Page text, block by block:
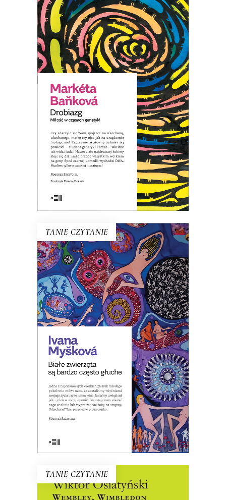
E-BOOK DO KOSZYKA
DROBIAZG. MIŁOŚĆ W
CZASACH GENETYKI
Tomáš zaczyna traktować każdego
człowieka jak maszynę – nosiciela DNA.
Zamiast ludzi, dostrzega jedynie
zestawy genów. Nawet ciało ukochanej
staje się dla niego przede wszystkim
„workiem na geny”…
39.00zł 8.00zł
KSIĄŻKA DO KOSZYKA
TANIE CZYTANIE
E-BOOK DO KOSZYKA
BIAŁE ZWIERZĘTA SĄ BARDZO
CZĘSTO GŁUCHE
W Czechach pisano, że to zbiór
opowiadań o ludziach czasów, w
których zwiększa się spożycie
antydepresantów.
39.00 8.00zł
KSIĄŻKA DO KOSZYKA
TANIE CZYTANIE